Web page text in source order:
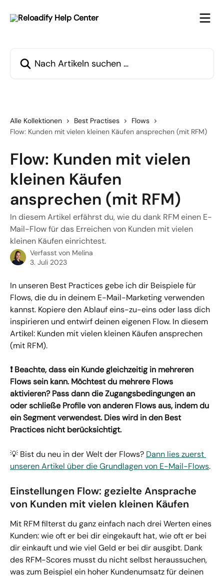
Alle Kollektionen Best Practises
Flows
Flow: Kunden mit vielen kleinen Käufen ansprechen (mit RFM)
Flow: Kunden mit vielen
kleinen Käufen
ansprechen (mit RFM)
In diesem Artikel erfährst du, wie du dank RFM einen E-
Mail-Flow für das Erreichen von Kunden mit vielen
kleinen Käufen einrichtest.
Verfasst von Melina
3. Juli 2023
In unseren Best Practices gebe ich dir Beispiele für
Flows, die du in deinem E-Mail-Marketing verwenden
kannst. Kopiere den Ablauf eins-zu-eins oder lass dich
inspirieren und entwirf deinen eigenen Flow. In diesem
Artikel: Kunden mit vielen kleinen Käufen ansprechen
(mit RFM).
❗️ Beachte, dass ein Kunde gleichzeitig in mehreren
Flows sein kann. Möchtest du mehrere Flows
aktivieren? Pass dann die Zugangsbedingungen an
oder schließe Profile von anderen Flows aus, indem du
ein Segment verwendest. Dies wird in den Best
Practices nicht berücksichtigt.
💡 Bist du neu in der Welt der Flows? Dann lies zuerst
unseren Artikel über die Grundlagen von E-Mail-Flows.
Einstellungen Flow: gezielte Ansprache
von Kunden mit vielen kleinen Käufen
Mit RFM filterst du ganz einfach nach drei Werten eines
Kunden: wie oft er bei dir eingekauft hat, wie oft er bei
dir einkauft und wie viel Geld er bei dir ausgibt. Dank
des RFM-Scores musst du nicht selbst heraussuchen,
was zum Beispiel ein hoher Kundenumsatz für deinen